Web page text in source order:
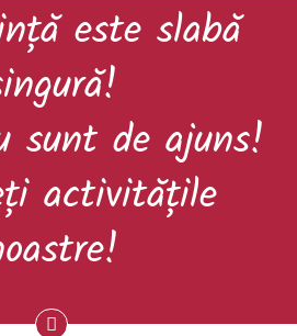
este slabă
sunt de ajuns!
activitățile